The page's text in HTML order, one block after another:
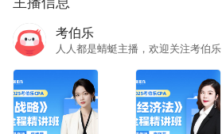
考伯乐
人人都是蜻蜓主播，欢迎关注考伯乐